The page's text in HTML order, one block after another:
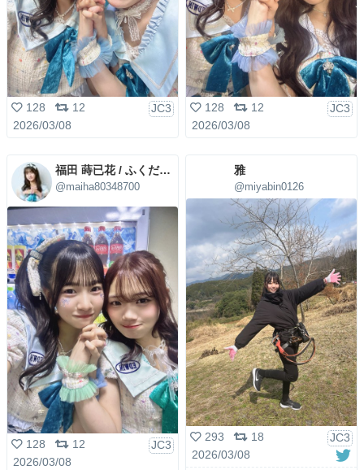
128 12
JC3
2026/03/08
128 12
JC3
2026/03/08
福田 蒔已花 / ふくだまいは
@maiha80348700
128 12
JC3
2026/03/08
雅
@miyabin0126
293 18
JC3
2026/03/08